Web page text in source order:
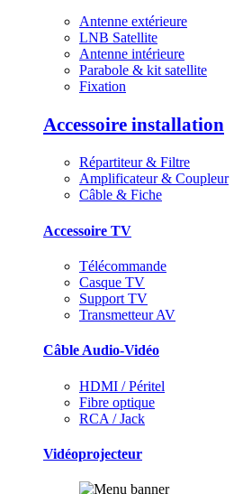
Antenne extérieure
LNB Satellite
Antenne intérieure
Parabole & kit satellite
Fixation
Accessoire installation
Répartiteur & Filtre
Amplificateur & Coupleur
Câble & Fiche
Accessoire TV
Télécommande
Casque TV
Support TV
Transmetteur AV
Câble Audio-Vidéo
HDMI / Péritel
Fibre optique
RCA / Jack
Vidéoprojecteur